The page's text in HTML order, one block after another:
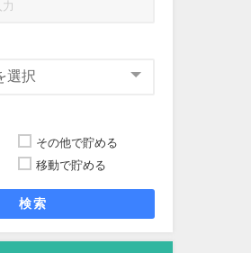
その他で貯める
移動で貯める
検索